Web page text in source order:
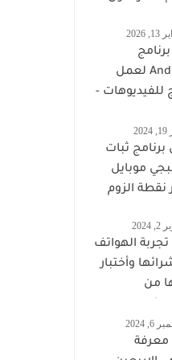
AndroVid لعمل
للفيديوهات -
ثبات
موبايل
نقطة الزوم
الهواتف
وأختبار
من
2024
معرفة